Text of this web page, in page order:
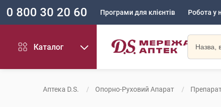
0 800 30 20 60 Програми для клієнтів Робота у
Каталог
Аптека D.S. Опорно-Руховий Апарат